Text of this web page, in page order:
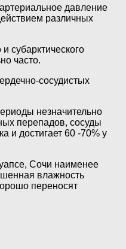
давление
различных
субарктического
часто.
сосудистых
незначительно
перепадов, сосуды
и достигает 60 -70% у
Сочи наименее
влажность
переносят